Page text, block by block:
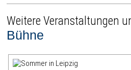
Weitere Veranstaltungen
Bühne